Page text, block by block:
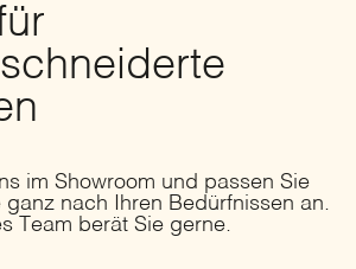
im Showroom und passen Sie
ganz nach Ihren Bedürfnissen an.
Team berät Sie gerne.